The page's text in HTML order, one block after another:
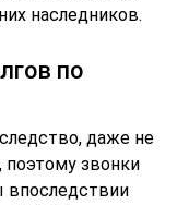
наследников.
по
даже не
поэтому звонки
впоследствии